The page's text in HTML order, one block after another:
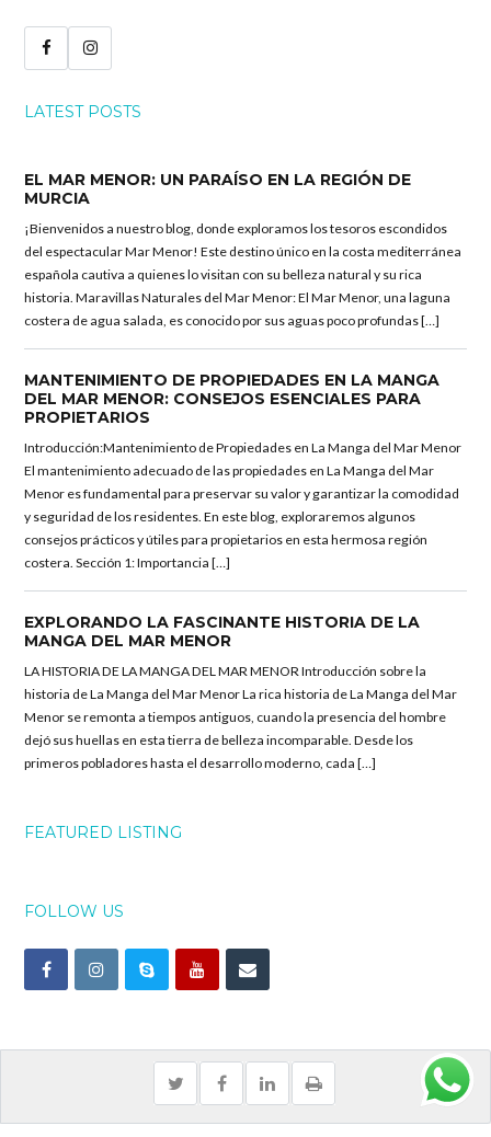
LATEST POSTS
EL MAR MENOR: UN PARAÍSO EN LA REGIÓN DE
MURCIA
¡Bienvenidos a nuestro blog, donde exploramos los tesoros escondidos
del espectacular Mar Menor! Este destino único en la costa mediterránea
española cautiva a quienes lo visitan con su belleza natural y su rica
historia. Maravillas Naturales del Mar Menor: El Mar Menor, una laguna
costera de agua salada, es conocido por sus aguas poco profundas […]
MANTENIMIENTO DE PROPIEDADES EN LA MANGA
DEL MAR MENOR: CONSEJOS ESENCIALES PARA
PROPIETARIOS
Introducción:Mantenimiento de Propiedades en La Manga del Mar Menor
El mantenimiento adecuado de las propiedades en La Manga del Mar
Menor es fundamental para preservar su valor y garantizar la comodidad
y seguridad de los residentes. En este blog, exploraremos algunos
consejos prácticos y útiles para propietarios en esta hermosa región
costera. Sección 1: Importancia […]
EXPLORANDO LA FASCINANTE HISTORIA DE LA
MANGA DEL MAR MENOR
LA HISTORIA DE LA MANGA DEL MAR MENOR Introducción sobre la
historia de La Manga del Mar Menor La rica historia de La Manga del Mar
Menor se remonta a tiempos antiguos, cuando la presencia del hombre
dejó sus huellas en esta tierra de belleza incomparable. Desde los
primeros pobladores hasta el desarrollo moderno, cada […]
FEATURED LISTING
FOLLOW US
Latest post Find a Home Social Media